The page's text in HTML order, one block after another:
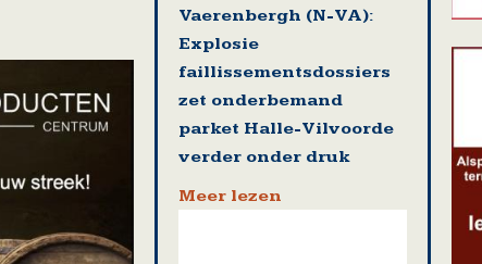
Vaerenbergh (N-VA):
Explosie
faillissementsdossiers
zet onderbemand
parket Halle-Vilvoorde
verder onder druk
Meer lezen